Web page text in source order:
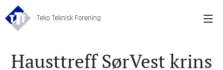
Teko Teknisk Forening
Hausttreff SørVest krins